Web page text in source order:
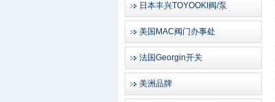
日本丰兴TOYOOKI阀/泵
美国MAC阀门办事处
法国Georgin开关
美洲品牌